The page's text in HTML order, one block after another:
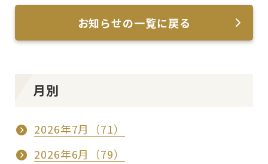
お知らせの一覧に戻る
月別
2026年7月（71）
2026年6月（79）